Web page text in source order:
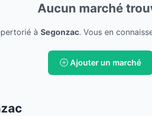
Aucun marché
à Segonzac. Vous en
Ajouter un marché